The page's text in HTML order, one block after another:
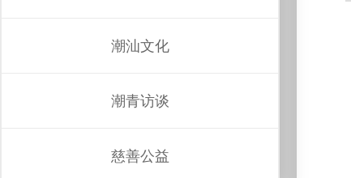
潮汕文化
潮青访谈
慈善公益